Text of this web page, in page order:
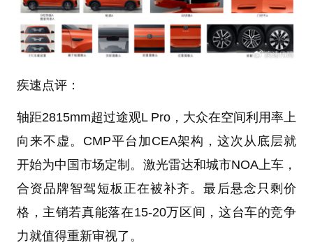
疾速点评：
轴距2815mm超过途观L Pro，大众在空间利用率上
向来不虚。CMP平台加CEA架构，这次从底层就
开始为中国市场定制。激光雷达和城市NOA上车，
合资品牌智驾短板正在被补齐。最后悬念只剩价
格，主销若真能落在15-20万区间，这台车的竞争
力就值得重新审视了。